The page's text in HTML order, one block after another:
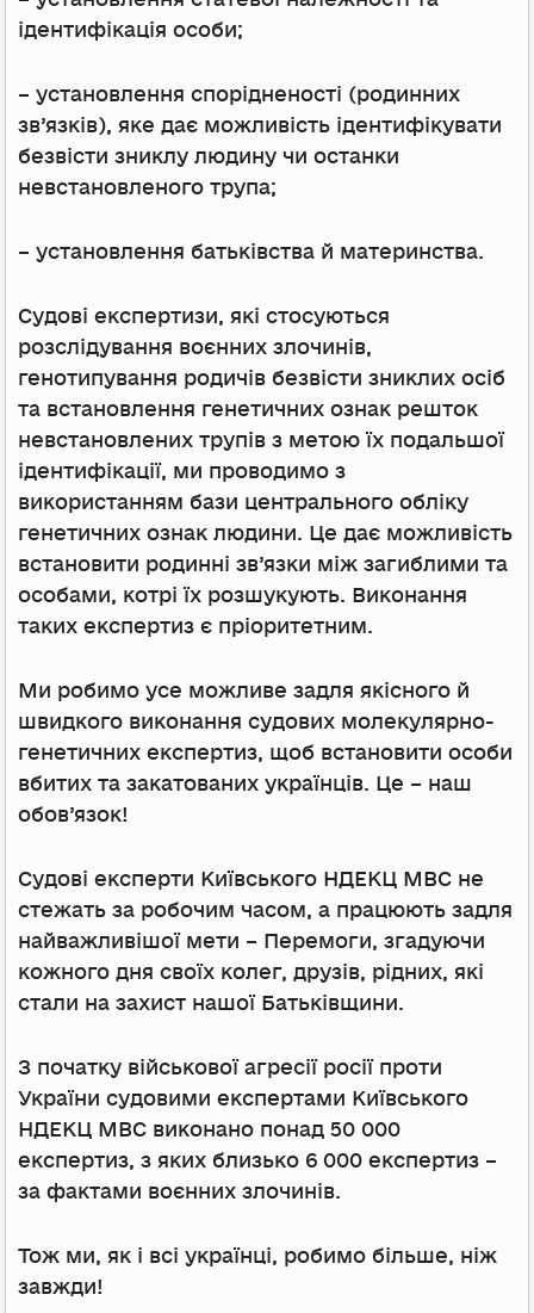
ідентифікація особи;
– установлення спорідненості (родинних
зв’язків), яке дає можливість ідентифікувати
безвісти зниклу людину чи останки
невстановленого трупа;
– установлення батьківства й материнства.
Судові експертизи, які стосуються
розслідування воєнних злочинів,
генотипування родичів безвісти зниклих осіб
та встановлення генетичних ознак решток
невстановлених трупів з метою їх подальшої
ідентифікації, ми проводимо з
використанням бази центрального обліку
генетичних ознак людини. Це дає можливість
встановити родинні зв’язки між загиблими та
особами, котрі їх розшукують. Виконання
таких експертиз є пріоритетним.
Ми робимо усе можливе задля якісного й
швидкого виконання судових молекулярно-
генетичних експертиз, щоб встановити особи
вбитих та закатованих українців. Це – наш
обов’язок!
Судові експерти Київського НДЕКЦ МВС не
стежать за робочим часом, а працюють задля
найважливішої мети – Перемоги, згадуючи
кожного дня своїх колег, друзів, рідних, які
стали на захист нашої Батьківщини.
З початку військової агресії росії проти
України судовими експертами Київського
НДЕКЦ МВС виконано понад 50 000
експертиз, з яких близько 6 000 експертиз –
за фактами воєнних злочинів.
Тож ми, як і всі українці, робимо більше, ніж
завжди!